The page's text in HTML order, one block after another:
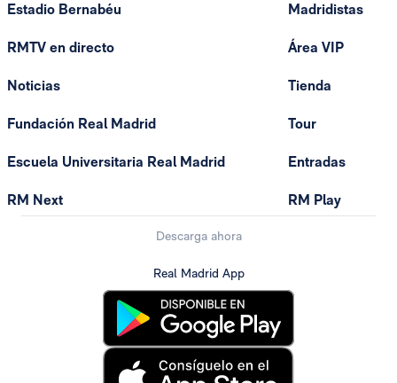
Estadio Bernabéu
RMTV en directo
Noticias
Fundación Real Madrid
Escuela Universitaria Real Madrid
RM Next
Madridistas
Área VIP
Tienda
Tour
Entradas
RM Play
Descarga ahora
Real Madrid App